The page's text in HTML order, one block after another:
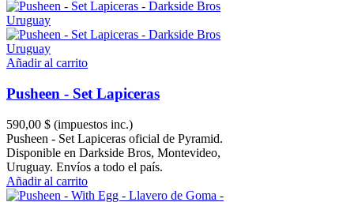
Añadir al carrito
Pusheen - Set Lapiceras
590,00 $ (impuestos inc.)
Pusheen - Set Lapiceras oficial de Pyramid.
Disponible en Darkside Bros, Montevideo,
Uruguay. Envíos a todo el país.
Añadir al carrito